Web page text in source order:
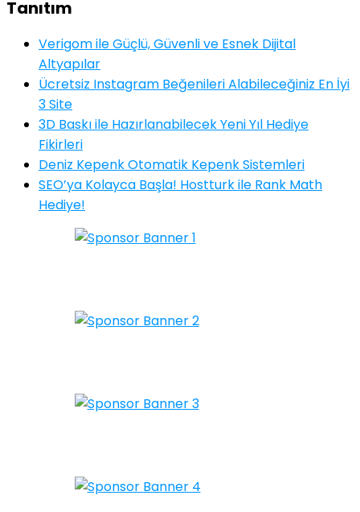
Tanıtım
Verigom ile Güçlü, Güvenli ve Esnek Dijital
Altyapılar
Ücretsiz Instagram Beğenileri Alabileceğiniz En İyi
3 Site
3D Baskı ile Hazırlanabilecek Yeni Yıl Hediye
Fikirleri
Deniz Kepenk Otomatik Kepenk Sistemleri
SEO’ya Kolayca Başla! Hostturk ile Rank Math
Hediye!